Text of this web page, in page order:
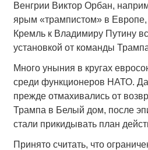
Венгрии Виктор Орбан,
ярым «трампистом» в Европе,
Кремль к Владимиру Путину
установкой от команды
Много уныния в кругах
среди функционеров НАТО.
прежде отмахивались от
Трампа в Белый дом, после
стали прикидывать план
Принято считать, что